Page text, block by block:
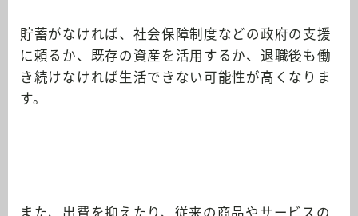
貯蓄がなければ、社会保障制度などの政府の支援
に頼るか、既存の資産を活用するか、退職後も働
き続けなければ生活できない可能性が高くなりま
す。
また、出費を抑えたり、従来の商品やサービスの